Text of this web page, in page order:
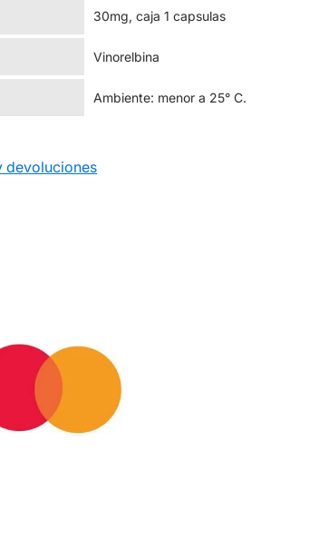
30mg, caja 1 capsulas
Vinorelbina
Ambiente: menor a 25° C.
devoluciones